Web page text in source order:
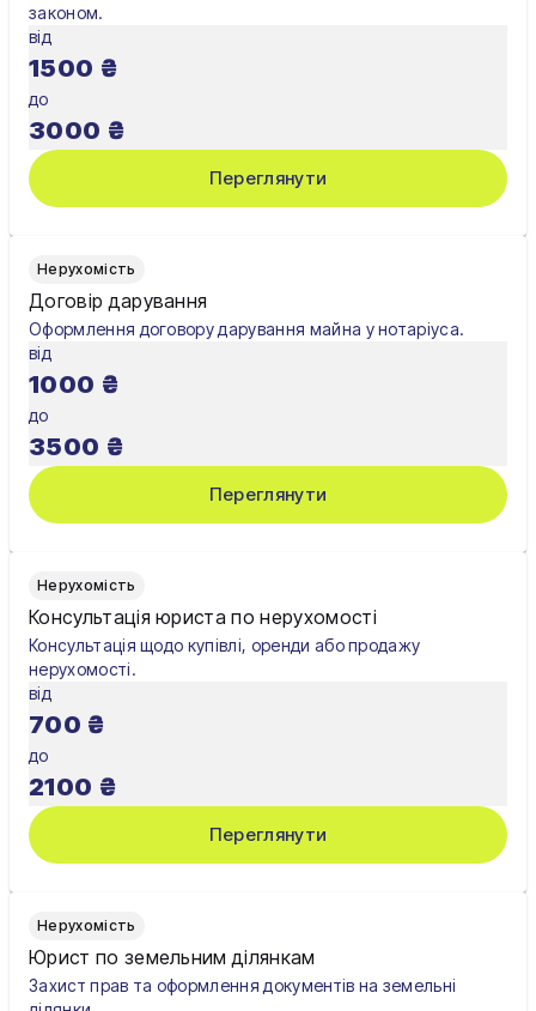
Харків
Херсон
Чернівці
Чернігів
Шостка
Житомир
Львів
законом.
від
1500 ₴
до
3000 ₴
Переглянути
Нерухомість
Договір дарування
Оформлення договору дарування майна у нотаріуса.
від
1000 ₴
до
3500 ₴
Переглянути
Нерухомість
Консультація юриста по нерухомості
Консультація щодо купівлі, оренди або продажу
нерухомості.
від
700 ₴
до
2100 ₴
Переглянути
Нерухомість
Юрист по земельним ділянкам
Захист прав та оформлення документів на земельні